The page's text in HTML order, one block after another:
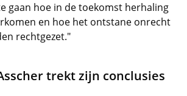
gaan hoe in de toekomst herhaling
en hoe het ontstane onrecht
rechtgezet."
trekt zijn conclusies